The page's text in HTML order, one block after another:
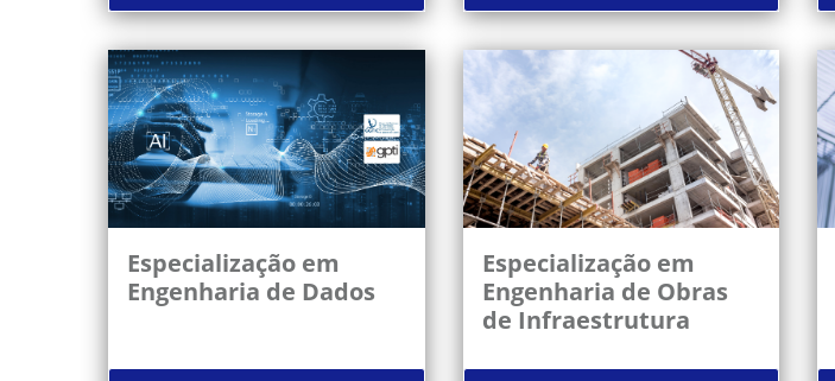
Especialização em
Engenharia de Dados
Especialização em
Engenharia de Obras
de Infraestrutura